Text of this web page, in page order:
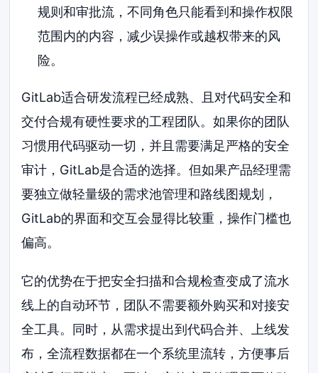
规则和审批流，不同角色只能看到和操作权限
范围内的内容，减少误操作或越权带来的风
险。
GitLab适合研发流程已经成熟、且对代码安全和
交付合规有硬性要求的工程团队。如果你的团队
习惯用代码驱动一切，并且需要满足严格的安全
审计，GitLab是合适的选择。但如果产品经理需
要独立做轻量级的需求池管理和路线图规划，
GitLab的界面和交互会显得比较重，操作门槛也
偏高。
它的优势在于把安全扫描和合规检查变成了流水
线上的自动环节，团队不需要额外购买和对接安
全工具。同时，从需求提出到代码合并、上线发
布，全流程数据都在一个系统里流转，方便事后